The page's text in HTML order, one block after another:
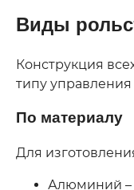
Виды
Конструкция
типу
По материалу
Для
Алюминий –